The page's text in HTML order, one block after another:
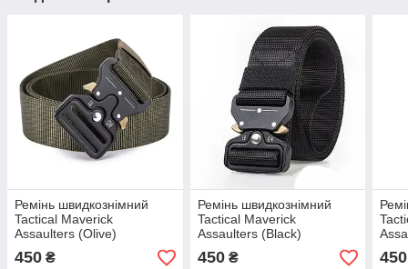
Ремінь швидкознімний
Tactical Maverick
Assaulters (Olive)
450 ₴
Ремінь швидкознімний
Tactical Maverick
Assaulters (Black)
450₴ 450